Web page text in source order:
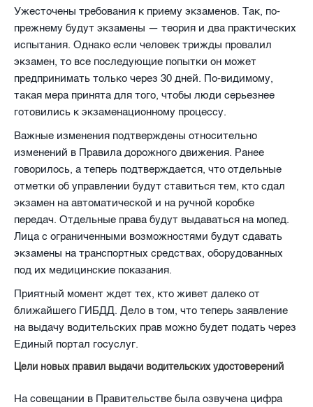
Ужесточены требования к приему экзаменов. Так, по-
прежнему будут экзамены — теория и два практических
испытания. Однако если человек трижды провалил
экзамен, то все последующие попытки он может
предпринимать только через 30 дней. По-видимому,
такая мера принята для того, чтобы люди серьезнее
готовились к экзаменационному процессу.
Важные изменения подтверждены относительно
изменений в Правила дорожного движения. Ранее
говорилось, а теперь подтверждается, что отдельные
отметки об управлении будут ставиться тем, кто сдал
экзамен на автоматической и на ручной коробке
передач. Отдельные права будут выдаваться на мопед.
Лица с ограниченными возможностями будут сдавать
экзамены на транспортных средствах, оборудованных
под их медицинские показания.
Приятный момент ждет тех, кто живет далеко от
ближайшего ГИБДД. Дело в том, что теперь заявление
на выдачу водительских прав можно будет подать через
Единый портал госуслуг.
Цели новых правил выдачи водительских удостоверений
На совещании в Правительстве была озвучена цифра